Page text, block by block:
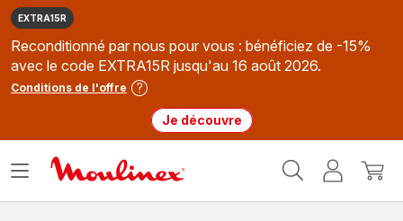
EXTRA15R
Reconditionné par nous pour vous : bénéficiez de -15%
avec le code EXTRA15R jusqu'au 16 août 2026.
Conditions de l'offre
Je découvre
MonMon
Ouvrir